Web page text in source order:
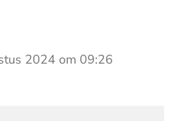
2024 om 09:26